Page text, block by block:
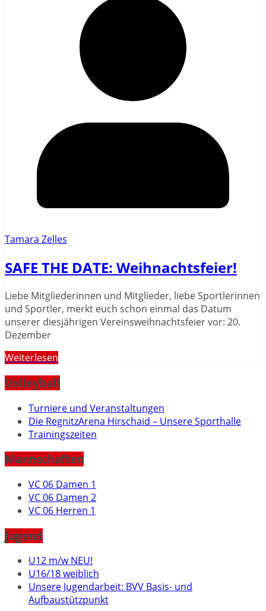
Tamara Zelles
SAFE THE DATE: Weihnachtsfeier!
Liebe Mitgliederinnen und Mitglieder, liebe Sportlerinnen
und Sportler, merkt euch schon einmal das Datum
unserer diesjährigen Vereinsweihnachtsfeier vor: 20.
Dezember
Weiterlesen
Volleyball
Turniere und Veranstaltungen
Die RegnitzArena Hirschaid – Unsere Sporthalle
Trainingszeiten
Mannschaften
VC 06 Damen 1
VC 06 Damen 2
VC 06 Herren 1
Jugend
U12 m/w NEU!
U16/18 weiblich
Unsere Jugendarbeit: BVV Basis- und
Aufbaustützpunkt